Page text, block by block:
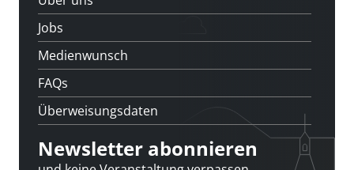
Jobs
Medienwunsch
FAQs
Überweisungsdaten
Newsletter abonnieren